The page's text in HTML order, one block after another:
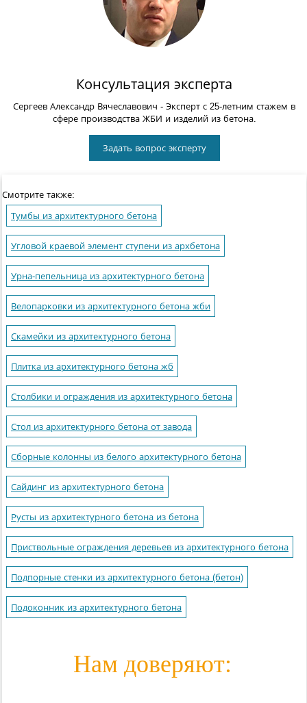
Консультация эксперта
Сергеев Александр Вячеславович - Эксперт с 25-летним стажем в
сфере производства ЖБИ и изделий из бетона.
Задать вопрос эксперту
Смотрите также:
Тумбы из архитектурного бетона
Угловой краевой элемент ступени из архбетона
Урна-пепельница из архитектурного бетона
Велопарковки из архитектурного бетона жби
Скамейки из архитектурного бетона
Плитка из архитектурного бетона жб
Столбики и ограждения из архитектурного бетона
Стол из архитектурного бетона от завода
Сборные колонны из белого архитектурного бетона
Сайдинг из архитектурного бетона
Русты из архитектурного бетона из бетона
Приствольные ограждения деревьев из архитектурного бетона
Подпорные стенки из архитектурного бетона (бетон)
Подоконник из архитектурного бетона
Нам доверяют: